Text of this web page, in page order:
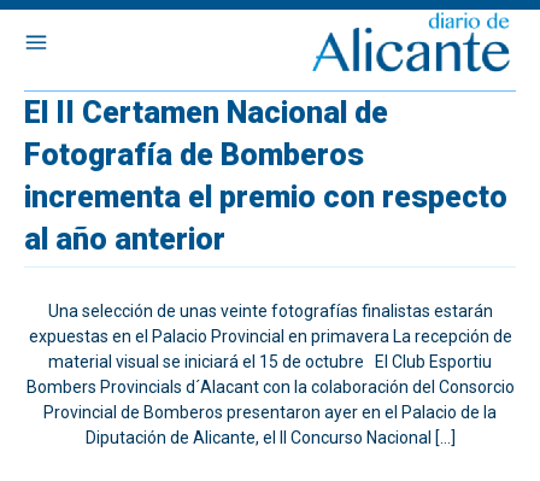
El II Certamen Nacional de
Fotografía de Bomberos
incrementa el premio con respecto
al año anterior
Una selección de unas veinte fotografías finalistas estarán
expuestas en el Palacio Provincial en primavera La recepción de
material visual se iniciará el 15 de octubre El Club Esportiu
Bombers Provincials d´Alacant con la colaboración del Consorcio
Provincial de Bomberos presentaron ayer en el Palacio de la
Diputación de Alicante, el II Concurso Nacional […]